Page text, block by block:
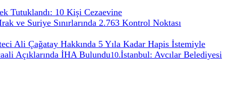
Tutuklandı: 10 Kişi Cezaevine
ve Suriye Sınırlarında 2.763 Kontrol Noktası
Ali Çağatay Hakkında 5 Yıla Kadar Hapis İstemiyle
Açıklarında İHA Bulundu10.İstanbul: Avcılar Belediyesi